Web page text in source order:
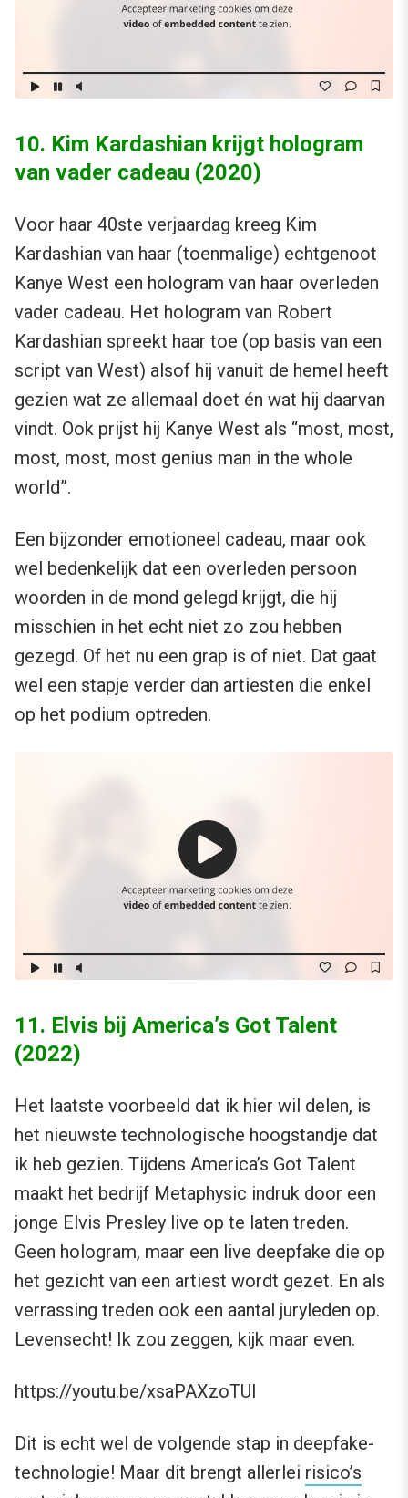
10. Kim Kardashian krijgt hologram
van vader cadeau (2020)
Voor haar 40ste verjaardag kreeg Kim
Kardashian van haar (toenmalige) echtgenoot
Kanye West een hologram van haar overleden
vader cadeau. Het hologram van Robert
Kardashian spreekt haar toe (op basis van een
script van West) alsof hij vanuit de hemel heeft
gezien wat ze allemaal doet én wat hij daarvan
vindt. Ook prijst hij Kanye West als “most, most,
most, most, most genius man in the whole
world”.
Een bijzonder emotioneel cadeau, maar ook
wel bedenkelijk dat een overleden persoon
woorden in de mond gelegd krijgt, die hij
misschien in het echt niet zo zou hebben
gezegd. Of het nu een grap is of niet. Dat gaat
wel een stapje verder dan artiesten die enkel
op het podium optreden.
11. Elvis bij America’s Got Talent
(2022)
Het laatste voorbeeld dat ik hier wil delen, is
het nieuwste technologische hoogstandje dat
ik heb gezien. Tijdens America’s Got Talent
maakt het bedrijf Metaphysic indruk door een
jonge Elvis Presley live op te laten treden.
Geen hologram, maar een live deepfake die op
het gezicht van een artiest wordt gezet. En als
verrassing treden ook een aantal juryleden op.
Levensecht! Ik zou zeggen, kijk maar even.
https://youtu.be/xsaPAXzoTUI
Dit is echt wel de volgende stap in deepfake-
technologie! Maar dit brengt allerlei risico’s